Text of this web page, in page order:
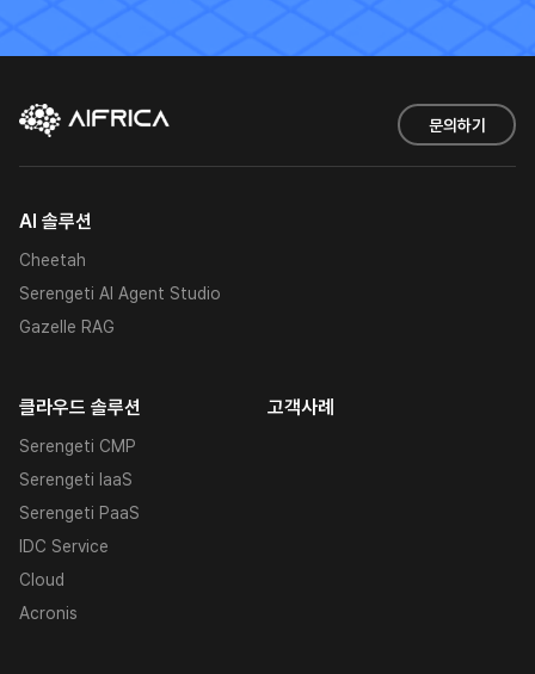
문의하기
AI 솔루션
Cheetah
Serengeti AI Agent Studio
Gazelle RAG
클라우드 솔루션
Serengeti CMP
Serengeti IaaS
Serengeti PaaS
IDC Service
Cloud
Acronis
고객사례